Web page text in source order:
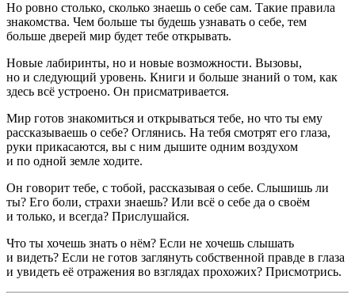
Но ровно столько, сколько знаешь о себе сам. Такие правила
знакомства. Чем больше ты будешь узнавать о себе, тем
больше дверей мир будет тебе открывать.
Новые лабиринты, но и новые возможности. Вызовы,
но и следующий уровень. Книги и больше знаний о том, как
здесь всё устроено. Он присматривается.
Мир готов знакомиться и открываться тебе, но что ты ему
рассказываешь о себе? Оглянись. На тебя смотрят его глаза,
руки прикасаются, вы с ним дышите одним воздухом
и по одной земле ходите.
Он говорит тебе, с тобой, рассказывая о себе. Слышишь ли
ты? Его боли, страхи знаешь? Или всё о себе да о своём
и только, и всегда? Прислушайся.
Что ты хочешь знать о нём? Если не хочешь слышать
и видеть? Если не готов заглянуть собственной правде в глаза
и увидеть её отражения во взглядах прохожих? Присмотрись.